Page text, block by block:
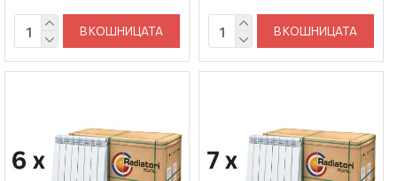
В КОШНИЦАТА В КОШНИЦАТА